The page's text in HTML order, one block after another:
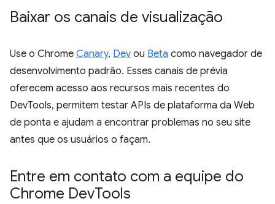
Baixar os canais de visualização
Use o Chrome Canary, Dev ou Beta como navegador de
desenvolvimento padrão. Esses canais de prévia
oferecem acesso aos recursos mais recentes do
DevTools, permitem testar APIs de plataforma da Web
de ponta e ajudam a encontrar problemas no seu site
antes que os usuários o façam.
Entre em contato com a equipe do
Chrome DevTools